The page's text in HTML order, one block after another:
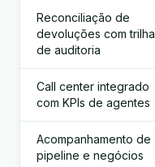
Reconciliação de
devoluções com trilha
de auditoria
Call center integrado
com KPIs de agentes
Acompanhamento de
pipeline e negócios